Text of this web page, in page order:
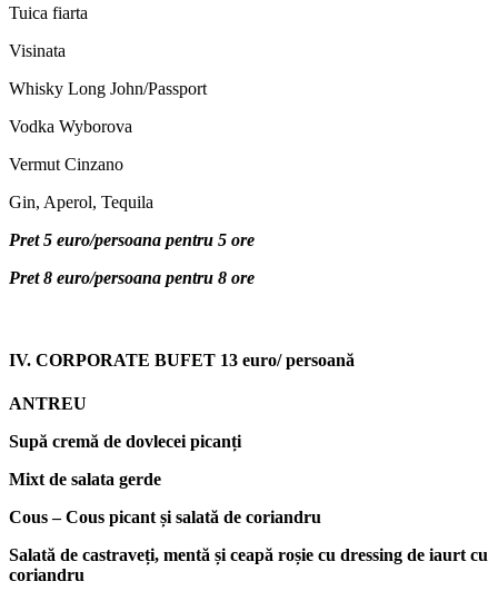
Tuica fiarta
Visinata
Whisky Long John/Passport
Vodka Wyborova
Vermut Cinzano
Gin, Aperol, Tequila
Pret 5 euro/persoana pentru 5 ore
Pret 8 euro/persoana pentru 8 ore
IV. CORPORATE BUFET 13 euro/ persoană
ANTREU
Supă cremă de dovlecei picanți
Mixt de salata gerde
Cous – Cous picant și salată de coriandru
Salată de castraveți, mentă și ceapă roșie cu dressing de iaurt cu
coriandru